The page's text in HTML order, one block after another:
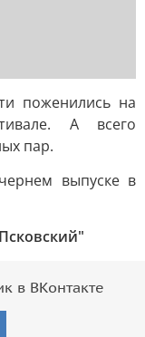
поженились на
А всего
пар.
выпуске в
в ВКонтакте